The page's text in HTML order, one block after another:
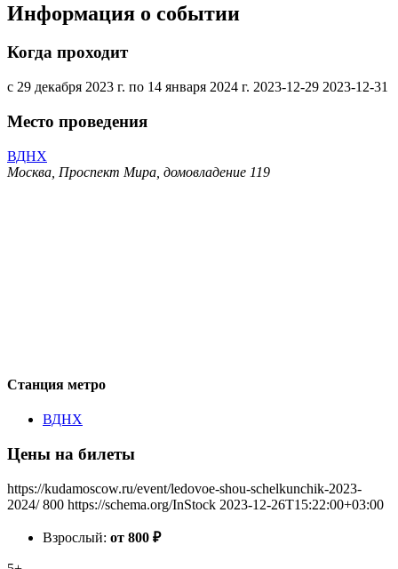
Информация о событии
Когда проходит
с 29 декабря 2023 г. по 14 января 2024 г. 2023-12-29 2023-12-31
Место проведения
ВДНХ
Москва, Проспект Мира, домовладение 119
Станция метро
ВДНХ
Цены на билеты
https://kudamoscow.ru/event/ledovoe-shou-schelkunchik-2023-
2024/ 800 https://schema.org/InStock 2023-12-26T15:22:00+03:00
Взрослый: от 800 ₽